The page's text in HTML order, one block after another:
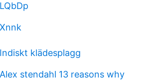
LQbDp
Xnnk
Indiskt klädesplagg
Alex stendahl 13 reasons why